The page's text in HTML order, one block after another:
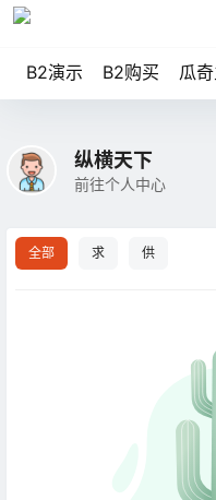
B2演示 B2购买 瓜
纵横天下
前往个人中心
全部 求 供